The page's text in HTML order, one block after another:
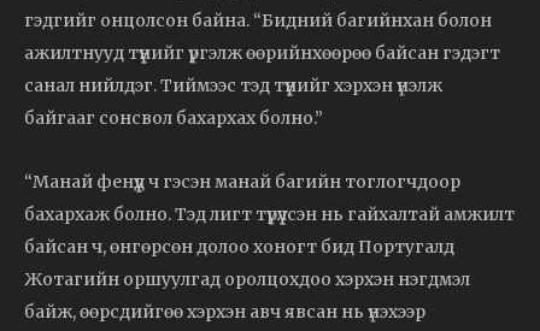
гэдгийг онцолсон байна. “Бидний багийнхан болон
ажилтнууд түүнийг үргэлж өөрийнхөөрөө байсан гэдэгт
санал нийлдэг. Тиймээс тэд түүнийг хэрхэн үнэлж
байгааг сонсвол бахархах болно.”
“Манай фенүүд ч гэсэн манай багийн тоглогчдоор
бахархаж болно. Тэд лигт түрүүлсэн нь гайхалтай амжилт
байсан ч, өнгөрсөн долоо хоногт бид Португалд
Жотагийн оршуулгад оролцохдоо хэрхэн нэгдмэл
байж, өөрсдийгөө хэрхэн авч явсан нь үнэхээр